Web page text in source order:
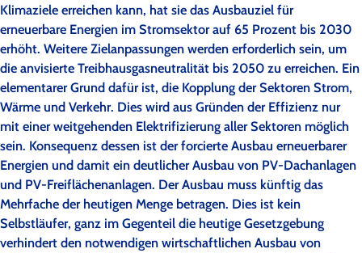
Klimaziele erreichen kann, hat sie das Ausbauziel für
erneuerbare Energien im Stromsektor auf 65 Prozent bis 2030
erhöht. Weitere Zielanpassungen werden erforderlich sein, um
die anvisierte Treibhausgasneutralität bis 2050 zu erreichen. Ein
elementarer Grund dafür ist, die Kopplung der Sektoren Strom,
Wärme und Verkehr. Dies wird aus Gründen der Effizienz nur
mit einer weitgehenden Elektrifizierung aller Sektoren möglich
sein. Konsequenz dessen ist der forcierte Ausbau erneuerbarer
Energien und damit ein deutlicher Ausbau von PV-Dachanlagen
und PV-Freiflächenanlagen. Der Ausbau muss künftig das
Mehrfache der heutigen Menge betragen. Dies ist kein
Selbstläufer, ganz im Gegenteil die heutige Gesetzgebung
verhindert den notwendigen wirtschaftlichen Ausbau von